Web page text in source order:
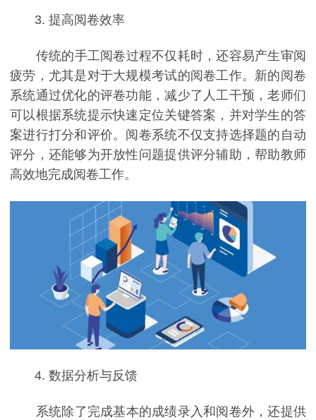
3. 提高阅卷效率
传统的手工阅卷过程不仅耗时，还容易产生审阅
疲劳，尤其是对于大规模考试的阅卷工作。新的阅卷
系统通过优化的评卷功能，减少了人工干预，老师们
可以根据系统提示快速定位关键答案，并对学生的答
案进行打分和评价。阅卷系统不仅支持选择题的自动
评分，还能够为开放性问题提供评分辅助，帮助教师
高效地完成阅卷工作。
4. 数据分析与反馈
系统除了完成基本的成绩录入和阅卷外，还提供